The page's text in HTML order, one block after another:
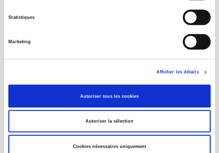
Statistiques
Marketing
Afficher les détails
Autoriser tous les cookies
Autoriser la sélection
Cookies nécessaires uniquement
FOREIGN RIGHTS
MY ACCOUNT
Future Releases
La France et l'Union européenne